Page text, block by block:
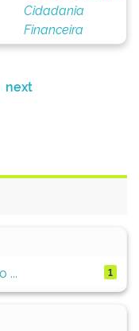
Cidadania
Financeira
next
...
1